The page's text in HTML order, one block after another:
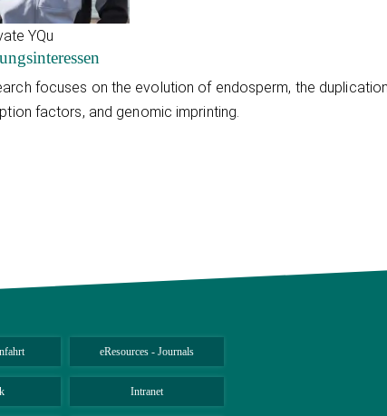
YQu
focuses on the evolution of endosperm, the
factors, and genomic imprinting.
eResources - Journals
Intranet